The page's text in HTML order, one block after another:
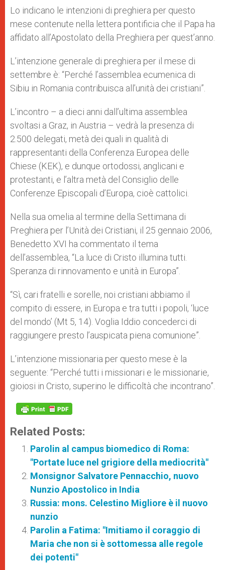
p
p
g
e
r
o
k
r
Lo indicano le intenzioni di preghiera per questo
mese contenute nella lettera pontificia che il Papa ha
affidato all’Apostolato della Preghiera per quest’anno.
L’intenzione generale di preghiera per il mese di
settembre è: “Perché l’assemblea ecumenica di
Sibiu in Romania contribuisca all’unità dei cristiani”.
L’incontro – a dieci anni dall’ultima assemblea
svoltasi a Graz, in Austria – vedrà la presenza di
2.500 delegati, metà dei quali in qualità di
rappresentanti della Conferenza Europea delle
Chiese (KEK), e dunque ortodossi, anglicani e
protestanti, e l’altra metà del Consiglio delle
Conferenze Episcopali d’Europa, cioè cattolici.
Nella sua omelia al termine della Settimana di
Preghiera per l’Unità dei Cristiani, il 25 gennaio 2006,
Benedetto XVI ha commentato il tema
dell’assemblea, “La luce di Cristo illumina tutti.
Speranza di rinnovamento e unità in Europa”.
“Sì, cari fratelli e sorelle, noi cristiani abbiamo il
compito di essere, in Europa e tra tutti i popoli, ‘luce
del mondo’ (Mt 5, 14). Voglia Iddio concederci di
raggiungere presto l’auspicata piena comunione”.
L’intenzione missionaria per questo mese è la
seguente: “Perché tutti i missionari e le missionarie,
gioiosi in Cristo, superino le difficoltà che incontrano”.
Related Posts:
Parolin al campus biomedico di Roma:
"Portate luce nel grigiore della mediocrità"
Monsignor Salvatore Pennacchio, nuovo
Nunzio Apostolico in India
Russia: mons. Celestino Migliore è il nuovo
nunzio
Parolin a Fatima: "Imitiamo il coraggio di
Maria che non si è sottomessa alle regole
dei potenti"